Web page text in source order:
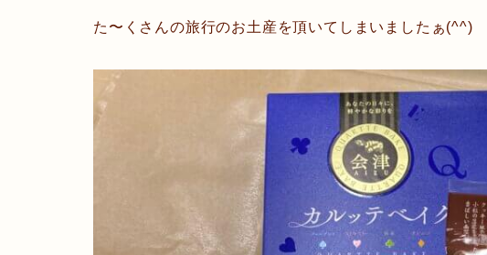
た〜くさんの旅行のお土産を頂いてしまいましたぁ(^^)